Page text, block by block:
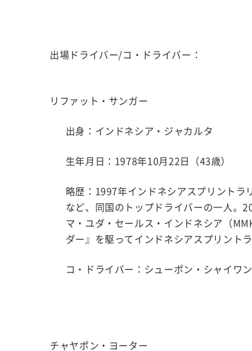
出場ドライバー/コ・ドライバー：
リファット・サンガー
出身：インドネシア・ジャカルタ
生年月日：1978年10月22日（43歳）
略歴：1997年インドネシアスプリントラ
など、同国のトップドライバーの一人。
マ・ユダ・セールス・インドネシア（
ダー』を駆ってインドネシアスプリント
コ・ドライバー：シューポン・シャイワン
チャヤポン・ヨーター